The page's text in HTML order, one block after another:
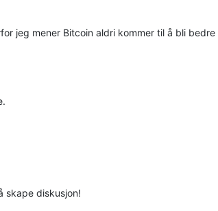
jeg mener Bitcoin aldri kommer til å bli
skape diskusjon!